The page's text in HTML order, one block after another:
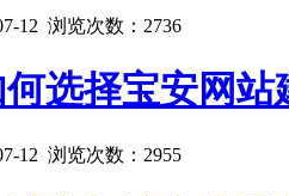
12 浏览次数：2736
选择宝安网
12 浏览次数：2955